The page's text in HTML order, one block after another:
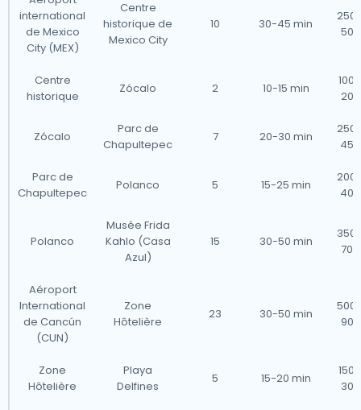
international
de Mexico
City (MEX)
Centre
historique de
Mexico City
10 30-45 min
250
500
Centre
historique
Zócalo 2 10-15 min
100
200
Zócalo
Parc de
Chapultepec
7 20-30 min
250
450
Parc de
Chapultepec
Polanco 5 15-25 min
200
400
Polanco
Musée Frida
Kahlo (Casa
Azul)
15 30-50 min
350
700
Aéroport
International
de Cancún
(CUN)
Zone
Hôtelière
23 30-50 min
500
900
Zone
Hôtelière
Playa
Delfines
5 15-20 min
150
300